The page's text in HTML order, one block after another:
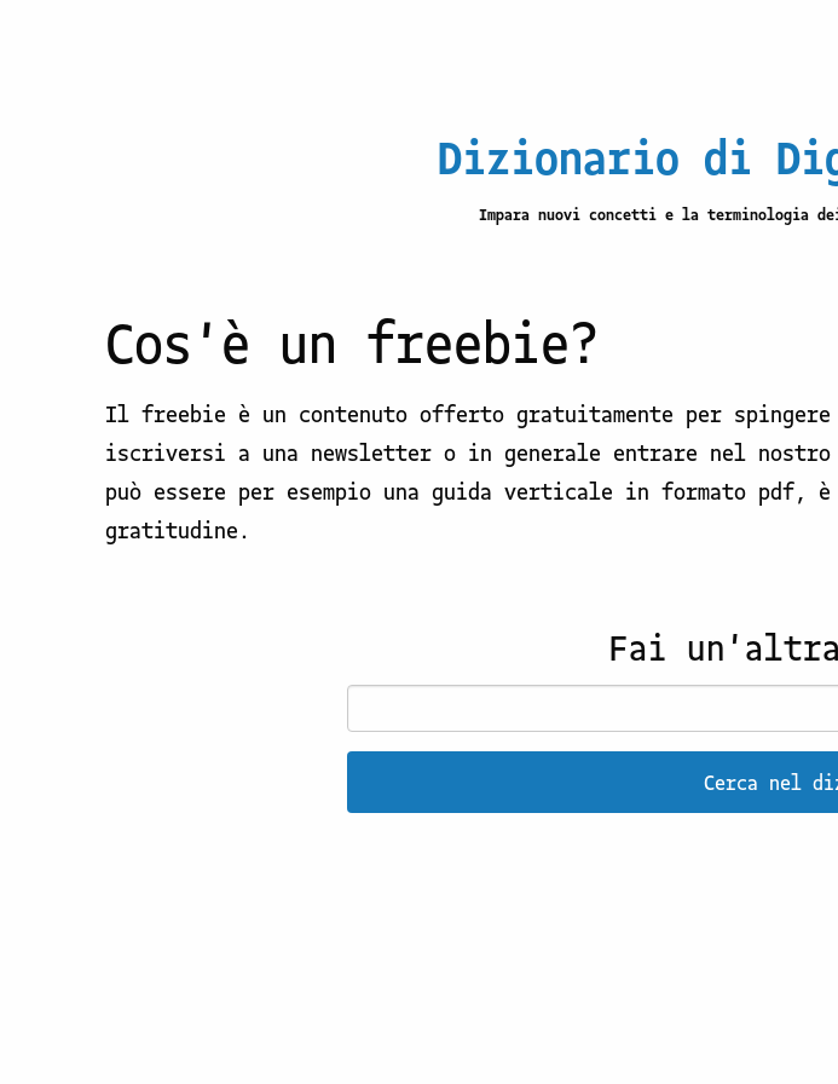
Dizionario di
Impara nuovi concetti e la terminologia
Cos'è un freebie?
Il freebie è un contenuto offerto gratuitamente per spingere
iscriversi a una newsletter o in generale entrare nel
può essere per esempio una guida verticale in formato
gratitudine.
Fai
Cerca nel